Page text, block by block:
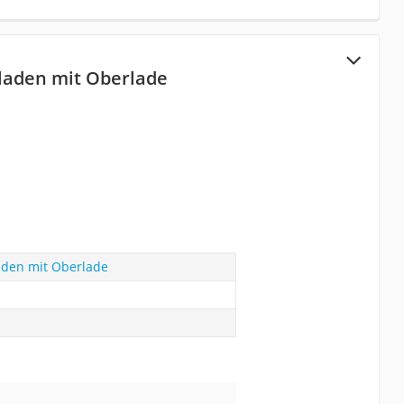
mit Oberlade
mit Oberlade